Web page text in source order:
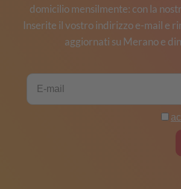
domicilio mensilmente: con la
Inserite il vostro indirizzo e-mail e
aggiornati su Merano e